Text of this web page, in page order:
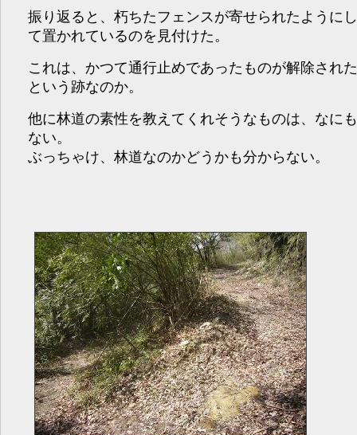
振り返ると、朽ちたフェンスが寄せられたように
て置かれているのを見付けた。
これは、かつて通行止めであったものが解除され
という跡なのか。
他に林道の素性を教えてくれそうなものは、なに
ない。
ぶっちゃけ、林道なのかどうかも分からない。